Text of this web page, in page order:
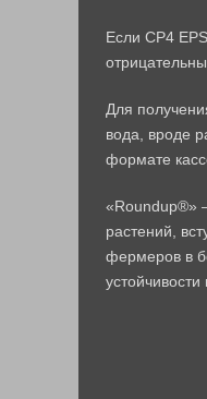
Если CP4
Для
вода, вроде
формате
«Roundup®»
растений,
фермеров в
устойчивости